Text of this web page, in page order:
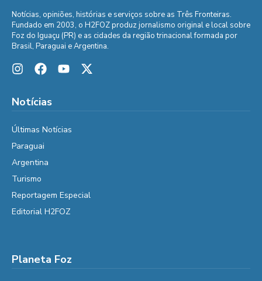
Notícias, opiniões, histórias e serviços sobre as Três Fronteiras.
Fundado em 2003, o H2FOZ produz jornalismo original e local sobre
Foz do Iguaçu (PR) e as cidades da região trinacional formada por
Brasil, Paraguai e Argentina.
Notícias
Últimas Notícias
Paraguai
Argentina
Turismo
Reportagem Especial
Editorial H2FOZ
Planeta Foz